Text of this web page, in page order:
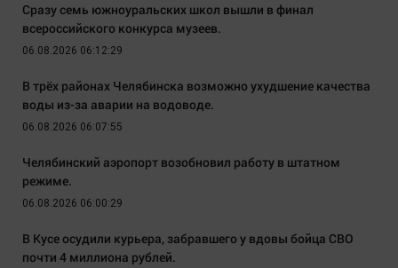
Сразу семь южноуральских школ вышли в финал
всероссийского конкурса музеев.
06.08.2026 06:12:29
В трёх районах Челябинска возможно ухудшение качества
воды из-за аварии на водоводе.
06.08.2026 06:07:55
Челябинский аэропорт возобновил работу в штатном
режиме.
06.08.2026 06:00:29
В Кусе осудили курьера, забравшего у вдовы бойца СВО
почти 4 миллиона рублей.